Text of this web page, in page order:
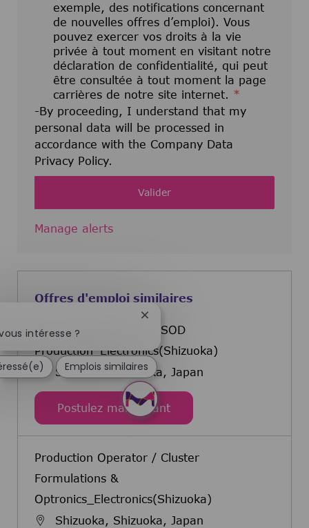
exemple, des notifications concernant
de nouvelles offres d’emploi). Vous
pouvez exercer vos droits à la vie
privée à tout moment en visitant notre
déclaration de confidentialité, qui peut
être consultée à tout moment la page
carrières de notre site internet. *
-By proceeding, I understand that my
personal data will be processed in
accordance with the Company Data
Privacy Policy.
Valider
Manage alerts
Offres d'emploi similaires
Production Operator / SOD
Production_Electronics(Shizuoka)
Shizuoka, Shizuoka, Japan
Postulez maintenantProduction Operator /
Production Operator / Cluster
Formulations &
Optronics_Electronics(Shizuoka)
Shizuoka, Shizuoka, Japan
intéresse ?
Fermer la notification du chatbot
Emplois similaires